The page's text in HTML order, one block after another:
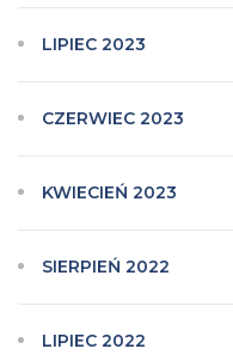
LIPIEC 2023
CZERWIEC 2023
KWIECIEŃ 2023
SIERPIEŃ 2022
LIPIEC 2022